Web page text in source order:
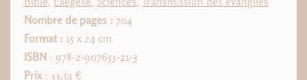
Nombre de pages : 704
Format : 15 x 24 cm
ISBN : 978-2-907653-21-3
Prix: 33,54 €